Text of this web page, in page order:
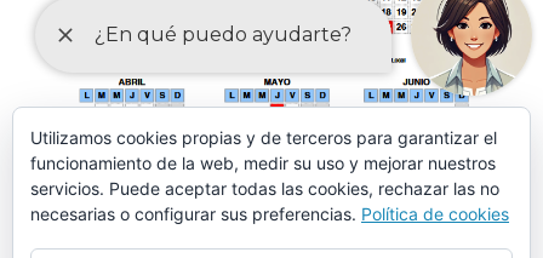
Utilizamos cookies propias y de terceros para garantizar el
funcionamiento de la web, medir su uso y mejorar nuestros
servicios. Puede aceptar todas las cookies, rechazar las no
necesarias o configurar sus preferencias. Política de cookies